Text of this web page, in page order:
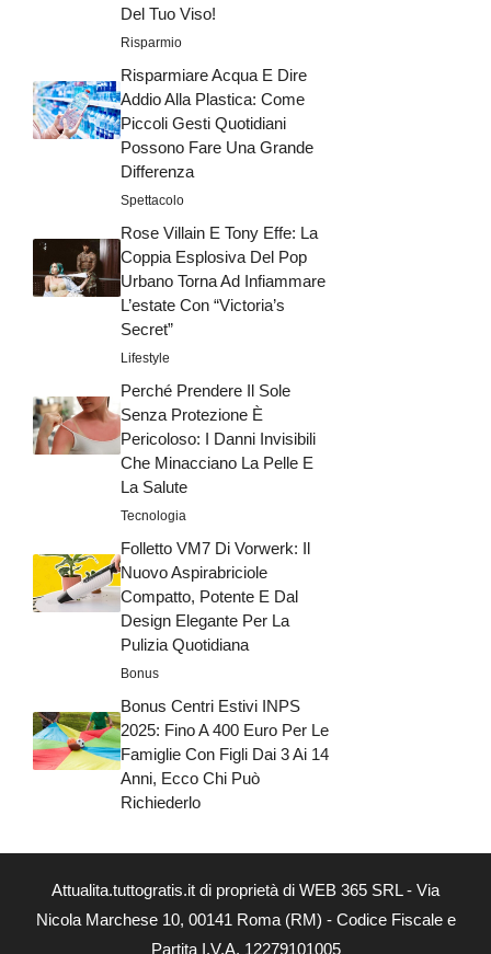
Del Tuo Viso!
Risparmio
Risparmiare Acqua E Dire
Addio Alla Plastica: Come
Piccoli Gesti Quotidiani
Possono Fare Una Grande
Differenza
Spettacolo
Rose Villain E Tony Effe: La
Coppia Esplosiva Del Pop
Urbano Torna Ad Infiammare
L’estate Con “Victoria’s
Secret”
Lifestyle
Perché Prendere Il Sole
Senza Protezione È
Pericoloso: I Danni Invisibili
Che Minacciano La Pelle E
La Salute
Tecnologia
Folletto VM7 Di Vorwerk: Il
Nuovo Aspirabriciole
Compatto, Potente E Dal
Design Elegante Per La
Pulizia Quotidiana
Bonus
Bonus Centri Estivi INPS
2025: Fino A 400 Euro Per Le
Famiglie Con Figli Dai 3 Ai 14
Anni, Ecco Chi Può
Richiederlo
Attualita.tuttogratis.it di proprietà di WEB 365 SRL - Via
Nicola Marchese 10, 00141 Roma (RM) - Codice Fiscale e
Partita I.V.A. 12279101005